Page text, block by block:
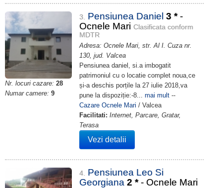
Nr. locuri cazare: 28
Numar camere: 9
3. Pensiunea Daniel 3 * -
Ocnele Mari Clasificata conform
MDTR
Adresa: Ocnele Mari, str. Al I. Cuza nr.
130, jud. Valcea
Pensiunea daniel, si.a imbogatit
patrimoniul cu o locatie complet noua,ce
și-a deschis porțile la 27 iulie 2018,va
pune la dispoziție:-8... mai mult --
Cazare Ocnele Mari / Valcea
Facilitati: Internet, Parcare, Gratar,
Terasa
Vezi detalii
4.
Pensiunea Leo Si
Georgiana 2 * - Ocnele Mari